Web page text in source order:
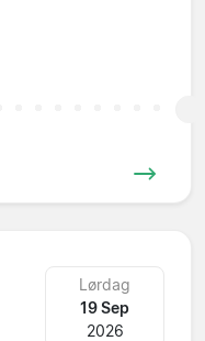
Lørdag
19 Sep
2026